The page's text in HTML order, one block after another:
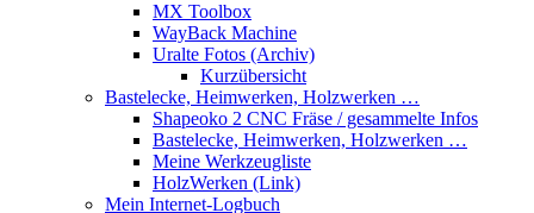
MX Toolbox
WayBack Machine
Uralte Fotos (Archiv)
Kurzübersicht
Bastelecke, Heimwerken, Holzwerken …
Shapeoko 2 CNC Fräse / gesammelte Infos
Bastelecke, Heimwerken, Holzwerken …
Meine Werkzeugliste
HolzWerken (Link)
Mein Internet-Logbuch